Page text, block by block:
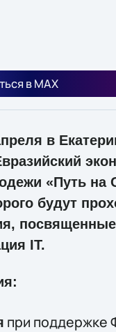
в MAX
в
«Путь на
будут
IT.
при поддержке